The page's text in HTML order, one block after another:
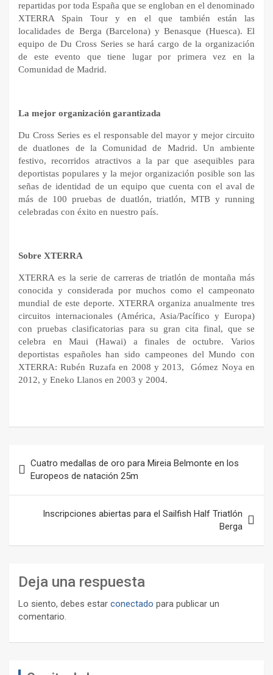
repartidas por toda España que se engloban en el denominado
XTERRA Spain Tour y en el que también están las
localidades de Berga (Barcelona) y Benasque (Huesca). El
equipo de Du Cross Series se hará cargo de la organización
de este evento que tiene lugar por primera vez en la
Comunidad de Madrid.
La mejor organización garantizada
Du Cross Series es el responsable del mayor y mejor circuito
de duatlones de la Comunidad de Madrid. Un ambiente
festivo, recorridos atractivos a la par que asequibles para
deportistas populares y la mejor organización posible son las
señas de identidad de un equipo que cuenta con el aval de
más de 100 pruebas de duatlón, triatlón, MTB y running
celebradas con éxito en nuestro país.
Sobre XTERRA
XTERRA es la serie de carreras de triatlón de montaña más
conocida y considerada por muchos como el campeonato
mundial de este deporte. XTERRA organiza anualmente tres
circuitos internacionales (América, Asia/Pacífico y Europa)
con pruebas clasificatorias para su gran cita final, que se
celebra en Maui (Hawai) a finales de octubre. Varios
deportistas españoles han sido campeones del Mundo con
XTERRA: Rubén Ruzafa en 2008 y 2013,
Gómez Noya en
2012, y Eneko Llanos en 2003 y 2004.
de
entradas
Cuatro medallas de oro para Mireia Belmonte en los
Europeos de natación 25m
Inscripciones abiertas para el Sailfish Half Triatlón
Berga
Deja una respuesta
Lo siento, debes estar conectado para publicar un
comentario.